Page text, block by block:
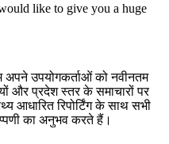
like to give you a huge
अपने उपयोगकर्ताओं को नवीनतम
और प्रदेश स्तर के समाचारों पर
आधारित रिपोर्टिंग के साथ सभी
का अनुभव करते हैं।